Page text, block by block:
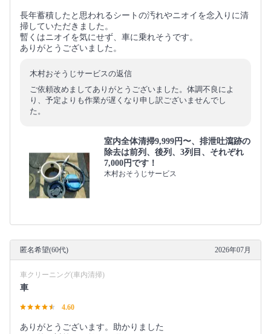
長年蓄積したと思われるシートの汚れやニオイを念入りに清
掃していただきました。
暫くはニオイを気にせず、車に乗れそうです。
ありがとうございました。
木村おそうじサービスの返信
ご依頼改めましてありがとうございました。体調不良によ
り、予定よりも作業が遅くなり申し訳ございませんでし
た。
室内全体清掃9,999円〜、排泄吐瀉跡の
除去は前列、後列、3列目、それぞれ
7,000円です！
木村おそうじサービス
匿名希望(60代) 2026年07月
車クリーニング(車内清掃)
車
4.60
ありがとうございます。助かりました